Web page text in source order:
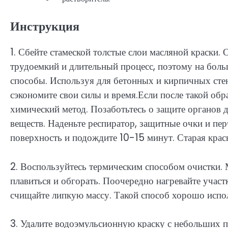
Инструкция
1. Сбейте стамеской толстые слои масляной
трудоемкий и длительный процесс, поэтому на
способы. Используя для бетонных и кирпичных
сэкономите свои силы и время.Если после такой
химический метод. Позаботьтесь о защите
веществ. Наденьте респиратор, защитные очки и
поверхность и подождите 10-15 минут. Старая
2. Воспользуйтесь термическим способом очистки.
плавиться и обгорать. Поочередно нагревайте
счищайте липкую массу. Такой способ хорошо
3. Удалите водоэмульсионную краску с